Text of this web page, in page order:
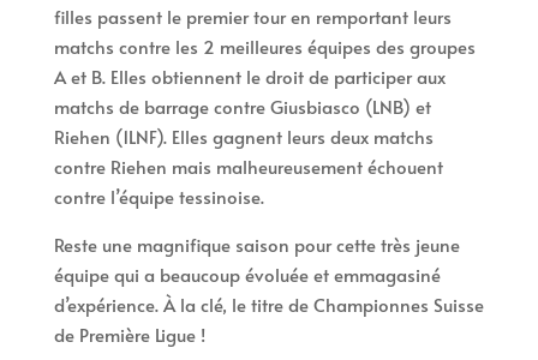
filles passent le premier tour en remportant leurs
matchs contre les 2 meilleures équipes des groupes
A et B. Elles obtiennent le droit de participer aux
matchs de barrage contre Giusbiasco (LNB) et
Riehen (1LNF). Elles gagnent leurs deux matchs
contre Riehen mais malheureusement échouent
contre l’équipe tessinoise.
Reste une magnifique saison pour cette très jeune
équipe qui a beaucoup évoluée et emmagasiné
d’expérience. À la clé, le titre de Championnes Suisse
de Première Ligue !